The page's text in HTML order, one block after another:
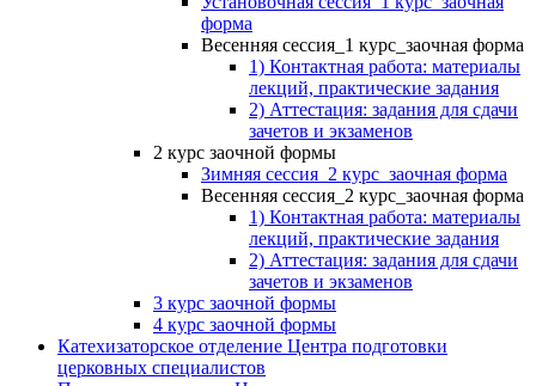
форма
Весенняя сессия_1 курс_заочная форма
1) Контактная работа: материалы
лекций, практические задания
2) Аттестация: задания для сдачи
зачетов и экзаменов
2 курс заочной формы
Зимняя сессия_2 курс_заочная форма
Весенняя сессия_2 курс_заочная форма
1) Контактная работа: материалы
лекций, практические задания
2) Аттестация: задания для сдачи
зачетов и экзаменов
3 курс заочной формы
4 курс заочной формы
Катехизаторское отделение Центра подготовки
церковных специалистов